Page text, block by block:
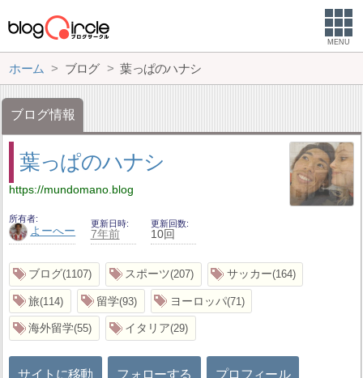
MENU
ホーム ブログ 葉っぱのハナシ
ブログ情報
葉っぱのハナシ
https://mundomano.blog
所有者
よーへー
更新日時
7年前
更新回数
10回
ブログ 1107 スポーツ 207 サッカー 164
旅 114 留学 93 ヨーロッパ 71
海外留学 55 イタリア 29
サイトに移動 フォローする プロフィール